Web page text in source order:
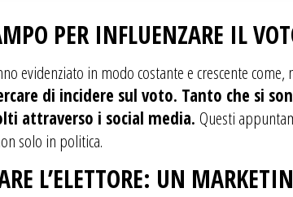
PER INFLUENZARE IL
evidenziato in modo costante e crescente
di incidere sul voto. Tanto che si
attraverso i social media. Questi
solo in politica.
L’ELETTORE: UN